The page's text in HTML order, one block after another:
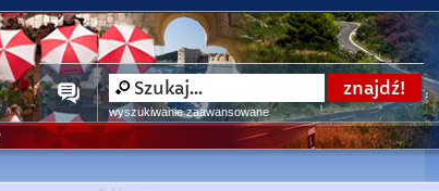
wyszukiwanie zaawansowane